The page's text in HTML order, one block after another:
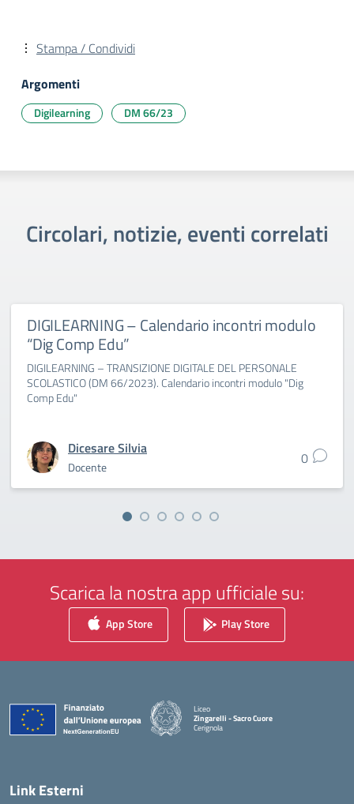
Stampa / Condividi
Argomenti
Digilearning DM 66/23
Circolari, notizie, eventi correlati
DIGILEARNING – Calendario incontri modulo
“Dig Comp Edu”
DIGILEARNING – TRANSIZIONE DIGITALE DEL PERSONALE
SCOLASTICO (DM 66/2023). Calendario incontri modulo "Dig
Comp Edu"
Dicesare Silvia
Docente 0
Scarica la nostra app ufficiale su:
App Store Play Store
Liceo
Zingarelli - Sacro Cuore
Cerignola
— Visita la pagina iniziale della scuola
Link Esterni